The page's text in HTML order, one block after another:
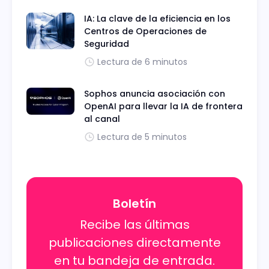
IA: La clave de la eficiencia en los
Centros de Operaciones de
Seguridad
Lectura de 6 minutos
Sophos anuncia asociación con
OpenAI para llevar la IA de frontera
al canal
Lectura de 5 minutos
Boletín
Recibe las últimas
publicaciones directamente
en tu bandeja de entrada.